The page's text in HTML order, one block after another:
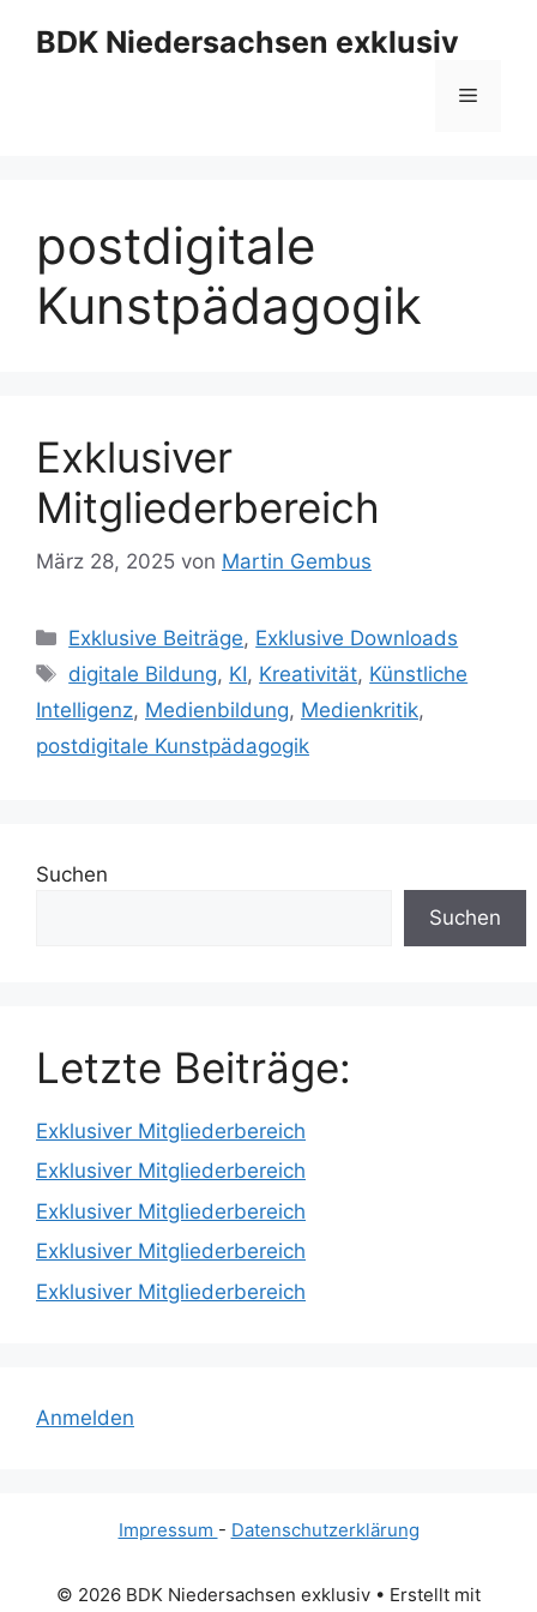
InhaltBDK Niedersachsen exklusiv
Menü
postdigitale
Kunstpädagogik
Exklusiver
Mitgliederbereich
März 28, 2025 von Martin Gembus
Kategorien
Exklusive Beiträge, Exklusive Downloads
Schlagwörter
digitale Bildung, KI, Kreativität, Künstliche
Intelligenz, Medienbildung, Medienkritik,
postdigitale Kunstpädagogik
Suchen
Suchen
Letzte Beiträge:
Exklusiver Mitgliederbereich
Exklusiver Mitgliederbereich
Exklusiver Mitgliederbereich
Exklusiver Mitgliederbereich
Exklusiver Mitgliederbereich
Anmelden
Impressum - Datenschutzerklärung
© 2026 BDK Niedersachsen exklusiv • Erstellt mit